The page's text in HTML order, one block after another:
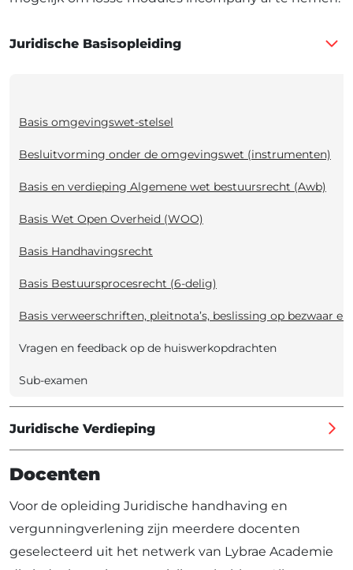
Juridische Basisopleiding
Basis omgevingswet-stelsel
Besluitvorming onder de omgevingswet (instrumenten)
Basis en verdieping Algemene wet bestuursrecht (Awb)
Basis Wet Open Overheid (WOO)
Basis Handhavingsrecht
Basis Bestuursprocesrecht (6-delig)
Basis verweerschriften, pleitnota’s, beslissing op bezwaar
Vragen en feedback op de huiswerkopdrachten
Sub-examen
Juridische Verdieping
Docenten
Voor de opleiding Juridische handhaving en
vergunningverlening zijn meerdere docenten
geselecteerd uit het netwerk van Lybrae Academie